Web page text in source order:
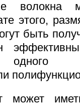
волокна
этого,
быть
может